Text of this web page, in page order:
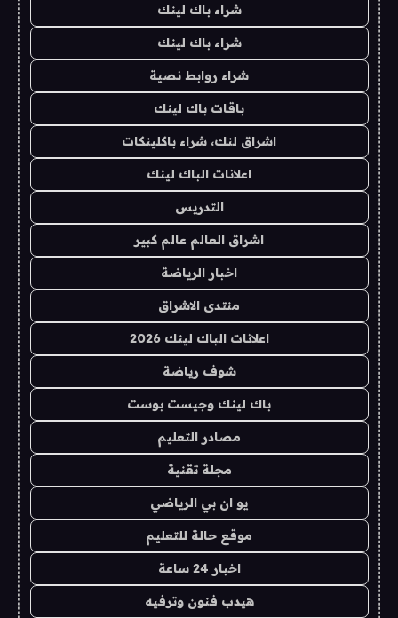
شراء باك لينك
شراء باك لينك
شراء روابط نصية
باقات باك لينك
اشراق لنك، شراء باكلينكات
اعلانات الباك لينك
التدريس
اشراق العالم عالم كبير
اخبار الرياضة
منتدى الاشراق
اعلانات الباك لينك 2026
شوف رياضة
باك لينك وجيست بوست
مصادر التعليم
مجلة تقنية
يو ان بي الرياضي
موقع حالة للتعليم
اخبار 24 ساعة
هيدب فنون وترفيه